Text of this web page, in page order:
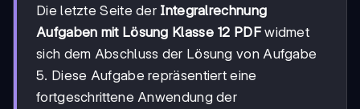
Die letzte Seite der Integralrechnung
Aufgaben mit Lösung Klasse 12 PDFwidmet
sich dem Abschluss der Lösung von Aufgabe
5. Diese Aufgabe repräsentiert eine
fortgeschrittene Anwendung der